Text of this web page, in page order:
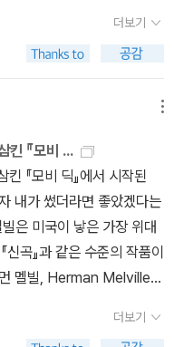
사람의 광기가 얼마나 비
려 주었으니 모비 딕에 대
끝의 사람들>에서도 고래
고래를 잡는 모습과 여러
를 넘나들며 비교할 수 있
를 통해 많은 것을 엿볼 수
. 또한 해설을 통해서 여러
모비 딕이 어떤 고래인지부
비 딕의 유명세를 톡톡히
있었으니 그건 바로 작가
뒤에 작품을 쓰기도 했지만
무슨 향일까? 이 시리즈 책
지만 뒤쪽에 있는 해설을
게 책을 보게 하고 책에서
한 번 읽고 싶은 마음과 나
음이 든다. 거대한 바다를
를 부리는 아하브 선장의
머릿속을 떠다닌다.
수만큼의 뇌물을 받아 먹
원회 위원장 이름이었다.
저 양반도 지금껏 살아오면
지 생각해 보면 뭔가 측은
럼 이름 중에는 유사한 의
유발하는 것들이 없지 않
상황인데, 정작 본인들은
딱하기도 하다. 실제로 법
명 신청을 하는 사람이 적
겨운 듯하다.지난 주에 박
출시해서 인기라는 칸초
이름 수십 종을 선별했다는
확인하니 나귀님의 이름은
더보기
킨 『모비 ...
『모비 딕』에서 시작된
내가 썼더라면 좋았겠다는
은 미국이 낳은 가장 위대
신곡』과 같은 수준의 작품이
멜빌, Herman Melville허
지만 14세 때 아버지가 사
더보기